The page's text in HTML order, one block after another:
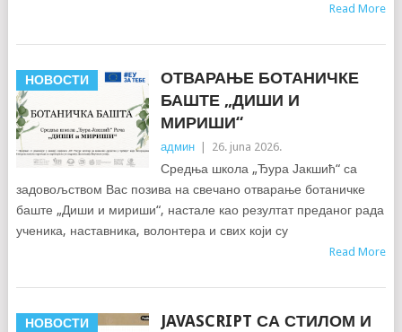
Read More
НОВОСТИ
ОТВАРАЊЕ БОТАНИЧКЕ
БАШТЕ „ДИШИ И
МИРИШИ“
админ | 26. juna 2026.
Средња школа „Ђура Јакшић“ са
задовољством Вас позива на свечано отварање ботаничке
баште „Диши и мириши“, настале као резултат преданог рада
ученика, наставника, волонтера и свих који су
Read More
НОВОСТИ
JAVASCRIPT СА СТИЛОМ И